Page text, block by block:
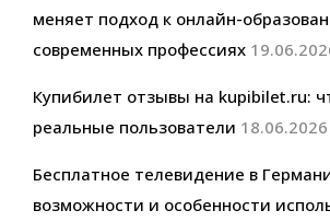
меняет подход к онлайн-
современных профессиях
Купибилет отзывы на kupibilet.ru:
реальные пользователи 18.06.2026
Бесплатное телевидение в
возможности и особенности